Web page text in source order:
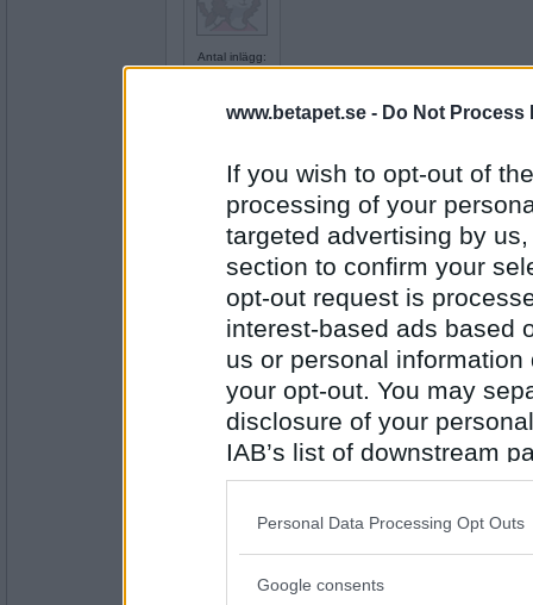
www.betapet.se - Do Not Process
If you wish to opt-out of
processing of your
targeted advertising by
section to confirm your
opt-out request is
interest-based ads based
us or personal
your opt-out. You may
disclosure of your
IAB’s list of downstream
also be disclosed by us
Downstream Participants
Please note that this
Personal Data Processing Opt Outs
Google consents
Antal inlägg:
5144
eva-leva
Antal inlägg:
15408
SmålandsMira
Antal inlägg:
22535
eva-leva